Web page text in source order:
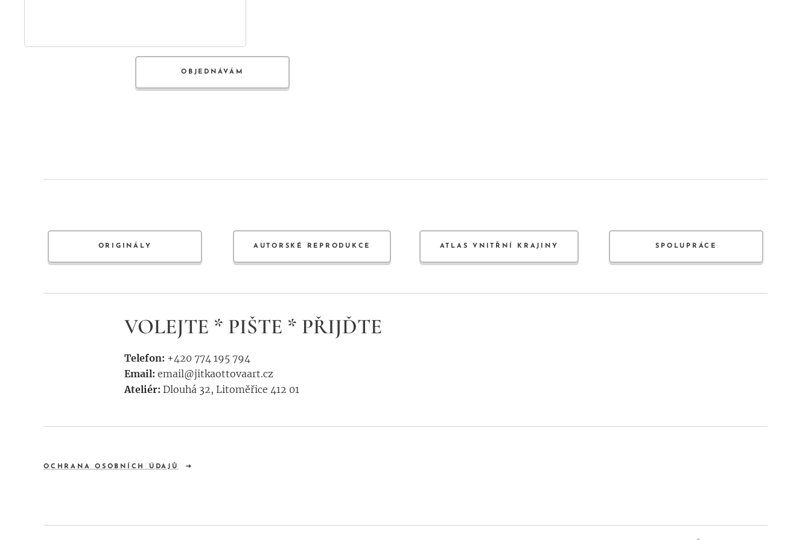
OBJEDNÁVÁM
ORIGINÁLY AUTORSKÉ REPRODUKCE ATLAS VNITŘNÍ KRAJINY SPOLUPRÁCE
VOLEJTE * PIŠTE * PŘIJĎTE
Telefon: +420 774 195 794
Email: email@jitkaottovaart.cz
Ateliér: Dlouhá 32, Litoměřice 412 01
OCHRANA OSOBNÍCH ÚDAJŮ